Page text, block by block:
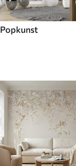
Popkunst